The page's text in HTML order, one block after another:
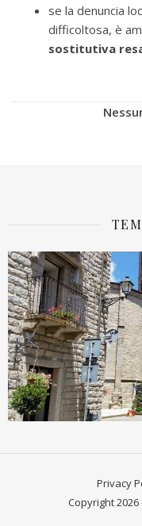
se la denuncia
difficoltosa, è
sostitutiva
Privacy
Copyright 2026